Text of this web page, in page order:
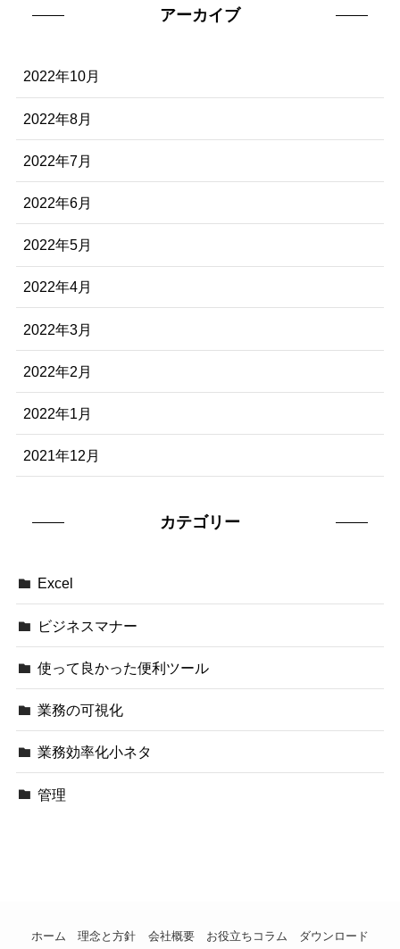
アーカイブ
2022年10月
2022年8月
2022年7月
2022年6月
2022年5月
2022年4月
2022年3月
2022年2月
2022年1月
2021年12月
カテゴリー
Excel
ビジネスマナー
使って良かった便利ツール
業務の可視化
業務効率化小ネタ
管理
ホーム 理念と方針 会社概要 お役立ちコラム ダウンロード